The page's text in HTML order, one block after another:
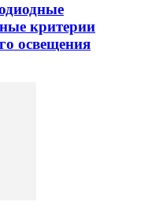
критерии
освещения